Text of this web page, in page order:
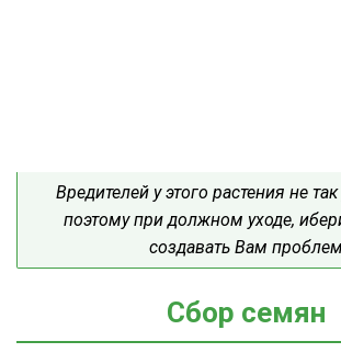
Вредителей у этого растения не
поэтому при должном уходе,
создавать Вам проблем
Сбор семян